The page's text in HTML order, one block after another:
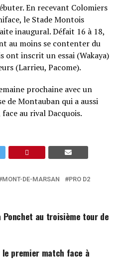
En recevant Colomiers
le Stade Montois
inaugural. Défait 16 à 18,
au moins se contenter du
ont inscrit un essai (Wakaya)
(Larrieu, Pacome).
prochaine avec un
de Montauban qui a aussi
au rival Dacquois.
MONT-DE-MARSAN
PRO D2
Ponchet au troisième tour de
le premier match face à